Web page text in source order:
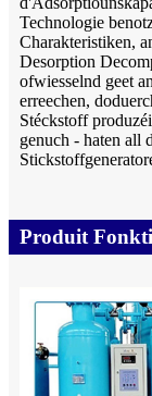
Technologie
Charakteristiken,
Desorption
ofwiesselnd geet
erreechen,
Stéckstoff
genuch - haten all
Produit